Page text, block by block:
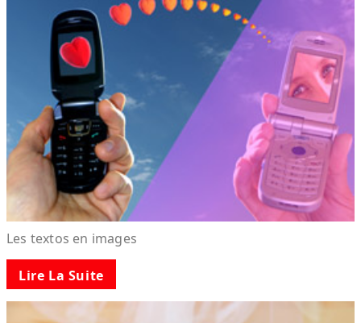
Les textos en images
Lire La Suite